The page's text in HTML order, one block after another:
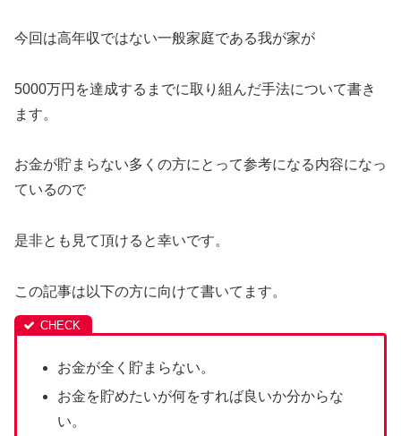
今回は高年収ではない一般家庭である我が家が
5000万円を達成するまでに取り組んだ手法について書き
ます。
お金が貯まらない多くの方にとって参考になる内容になっ
ているので
是非とも見て頂けると幸いです。
この記事は以下の方に向けて書いてます。
お金が全く貯まらない。
お金を貯めたいが何をすれば良いか分からな
い。